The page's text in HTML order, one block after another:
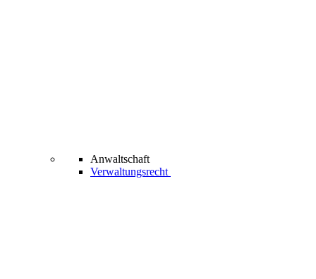
Anwaltschaft
Verwaltungsrecht